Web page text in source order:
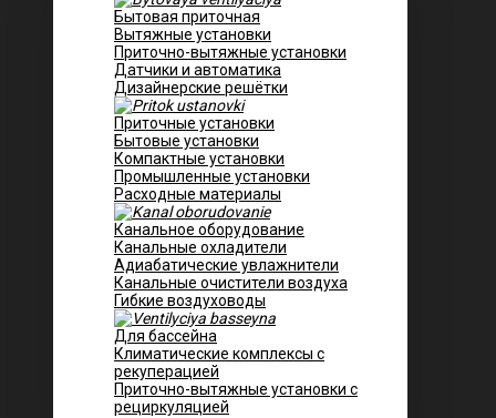
Бытовая приточная
Вытяжные установки
Приточно-вытяжные установки
Датчики и автоматика
Дизайнерские решётки
Приточные установки
Бытовые установки
Компактные установки
Промышленные установки
Расходные материалы
Канальное оборудование
Канальные охладители
Адиабатические увлажнители
Канальные очистители воздуха
Гибкие воздуховоды
Для бассейна
Климатические комплексы с
рекуперацией
Приточно-вытяжные установки с
рециркуляцией